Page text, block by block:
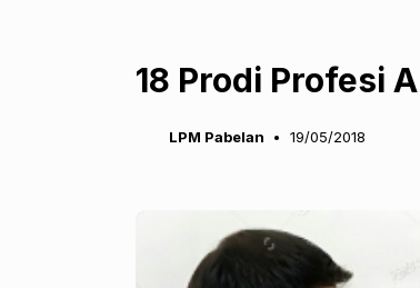
18 Prodi Profesi
LPM Pabelan 19/05/2018